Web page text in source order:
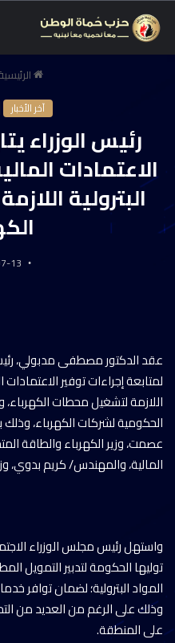
آخر الأخبار
رئيس الوزراء
الاعتمادات
البترولية
13
عقد الدكتور مصطفى مدبولي،
لمتابعة إجراءات توفير الاعتمادات
اللازمة لتشغيل محطات
الحكومية لشركات الكهرباء،
عصمت، وزير الكهرباء والطاقة
المالية، والمهندس/ كريم بدوي،
واستهل رئيس مجلس الوزراء
توليها الحكومة لتدبير التمويل
المواد البترولية؛ لضمان توافر
وذلك على الرغم من العديد من
على المنطقة.